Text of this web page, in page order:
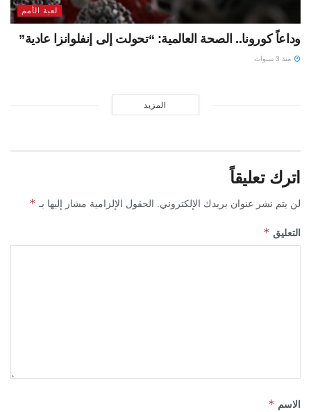
لعبة الأمم
وداعاً كورونا.. الصحة العالمية: “تحولت إلى إنفلوانزا عادية”
منذ 3 سنوات
المزيد
اترك تعليقاً
لن يتم نشر عنوان بريدك الإلكتروني. الحقول الإلزامية مشار إليها بـ *
التعليق *
الاسم *